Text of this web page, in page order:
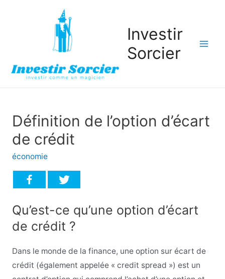
Investir
Sorcier
Définition de l’option d’écart
de crédit
économie
Qu’est-ce qu’une option d’écart
de crédit ?
Dans le monde de la finance, une option sur écart de
crédit (également appelée « credit spread ») est un